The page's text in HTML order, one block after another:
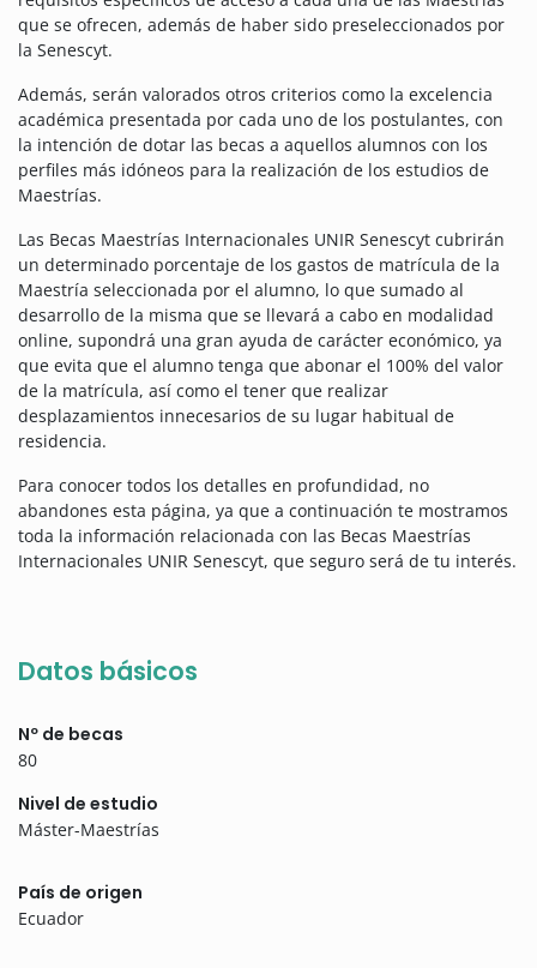
que se ofrecen, además de haber sido preseleccionados por
la Senescyt.
Además, serán valorados otros criterios como la excelencia
académica presentada por cada uno de los postulantes, con
la intención de dotar las becas a aquellos alumnos con los
perfiles más idóneos para la realización de los estudios de
Maestrías.
Las Becas Maestrías Internacionales UNIR Senescyt cubrirán
un determinado porcentaje de los gastos de matrícula de la
Maestría seleccionada por el alumno, lo que sumado al
desarrollo de la misma que se llevará a cabo en modalidad
online, supondrá una gran ayuda de carácter económico, ya
que evita que el alumno tenga que abonar el 100% del valor
de la matrícula, así como el tener que realizar
desplazamientos innecesarios de su lugar habitual de
residencia.
Para conocer todos los detalles en profundidad, no
abandones esta página, ya que a continuación te mostramos
toda la información relacionada con las Becas Maestrías
Internacionales UNIR Senescyt, que seguro será de tu interés.
Datos básicos
Nº de becas
80
Nivel de estudio
Máster-Maestrías
País de origen
Ecuador